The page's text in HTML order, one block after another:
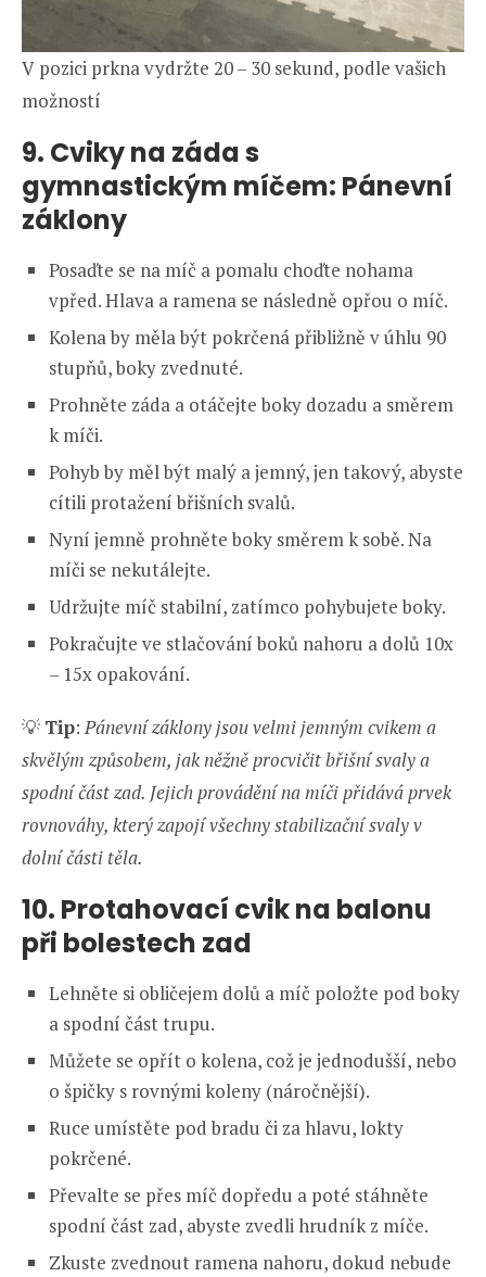
V pozici prkna vydržte 20 – 30 sekund, podle vašich
možností
9. Cviky na záda s
gymnastickým míčem: Pánevní
záklony
Posaďte se na míč a pomalu choďte nohama
vpřed. Hlava a ramena se následně opřou o míč.
Kolena by měla být pokrčená přibližně v úhlu 90
stupňů, boky zvednuté.
Prohněte záda a otáčejte boky dozadu a směrem
k míči.
Pohyb by měl být malý a jemný, jen takový, abyste
cítili protažení břišních svalů.
Nyní jemně prohněte boky směrem k sobě. Na
míči se nekutálejte.
Udržujte míč stabilní, zatímco pohybujete boky.
Pokračujte ve stlačování boků nahoru a dolů 10x
– 15x opakování.
💡 Tip:Pánevní záklony jsou velmi jemným cvikem a
skvělým způsobem, jak něžně procvičit břišní svaly a
spodní část zad. Jejich provádění na míči přidává prvek
rovnováhy, který zapojí všechny stabilizační svaly v
dolní části těla.
10. Protahovací cvik na balonu
při bolestech zad
Lehněte si obličejem dolů a míč položte pod boky
a spodní část trupu.
Můžete se opřít o kolena, což je jednodušší, nebo
o špičky s rovnými koleny (náročnější).
Ruce umístěte pod bradu či za hlavu, lokty
pokrčené.
Převalte se přes míč dopředu a poté stáhněte
spodní část zad, abyste zvedli hrudník z míče.
Zkuste zvednout ramena nahoru, dokud nebude